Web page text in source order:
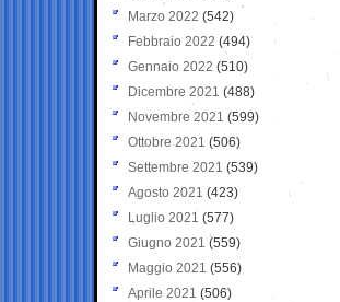
Marzo 2022 (542)
Febbraio 2022 (494)
Gennaio 2022 (510)
Dicembre 2021 (488)
Novembre 2021 (599)
Ottobre 2021 (506)
Settembre 2021 (539)
Agosto 2021 (423)
Luglio 2021 (577)
Giugno 2021(559)
Maggio 2021 (556)
Aprile 2021 (506)